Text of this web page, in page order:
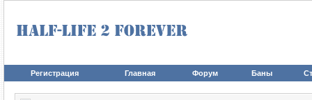
Регистрация Главная Форум Баны